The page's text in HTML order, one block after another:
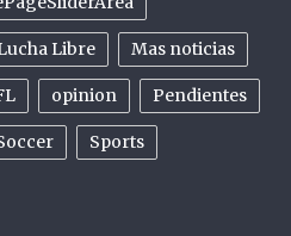
Libre Mas noticias
opinion Pendientes
Sports